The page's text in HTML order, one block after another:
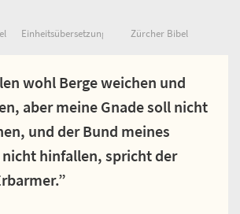
Einheitsübersetzung Zürcher Bibel
wohl Berge weichen und
aber meine Gnade soll nicht
und der Bund meines
nicht hinfallen, spricht der